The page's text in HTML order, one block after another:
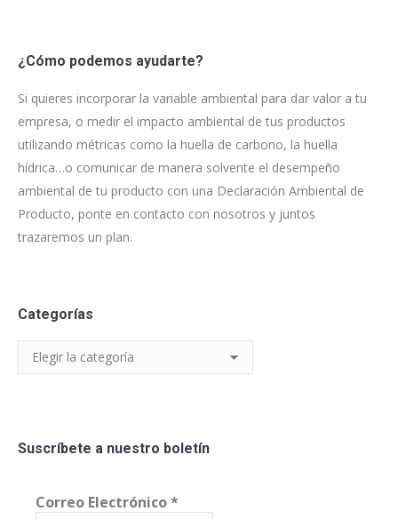
¿Cómo podemos ayudarte?
Si quieres incorporar la variable ambiental para dar valor a tu
empresa, o medir el impacto ambiental de tus productos
utilizando métricas como la huella de carbono, la huella
hídrica…o comunicar de manera solvente el desempeño
ambiental de tu producto con una Declaración Ambiental de
Producto, ponte en contacto con nosotros y juntos
trazaremos un plan.
Categorías
Categorías
Suscríbete a nuestro boletín
Correo Electrónico*